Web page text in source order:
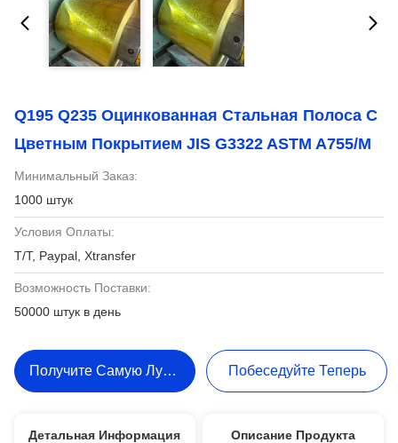
Q195 Q235 Оцинкованная Стальная Полоса С
Цветным Покрытием JIS G3322 ASTM A755/M
Минимальный Заказ:
1000 штук
Условия Оплаты:
T/T, Paypal, Xtransfer
Возможность Поставки:
50000 штук в день
Получите Самую Лучшую Цену Побеседуйте Теперь
Детальная Информация Описание Продукта